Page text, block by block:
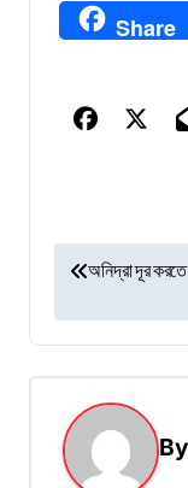
Share
P
s
t
n
a
অনিদ্রা দূর
By